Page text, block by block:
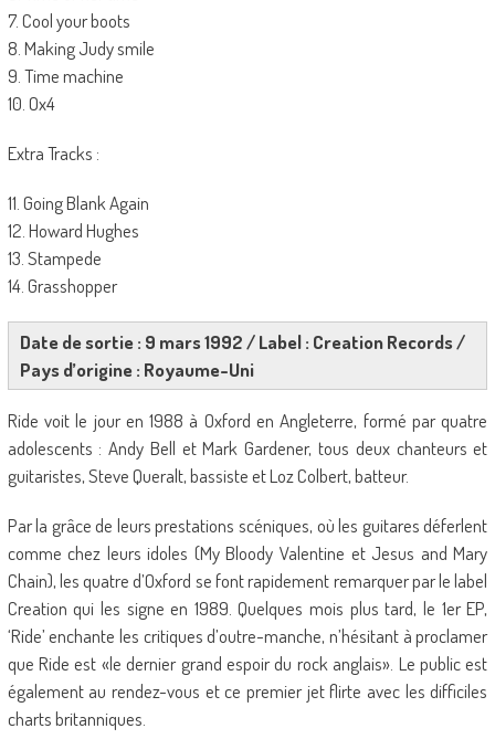
7. Cool your boots
8. Making Judy smile
9. Time machine
10. Ox4
Extra Tracks :
11. Going Blank Again
12. Howard Hughes
13. Stampede
14. Grasshopper
Date de sortie : 9 mars 1992 / Label : Creation Records /
Pays d’origine : Royaume-Uni
Ride voit le jour en 1988 à Oxford en Angleterre, formé par quatre
adolescents : Andy Bell et Mark Gardener, tous deux chanteurs et
guitaristes, Steve Queralt, bassiste et Loz Colbert, batteur.
Par la grâce de leurs prestations scéniques, où les guitares déferlent
comme chez leurs idoles (My Bloody Valentine et Jesus and Mary
Chain), les quatre d’Oxford se font rapidement remarquer par le label
Creation qui les signe en 1989. Quelques mois plus tard, le 1er EP,
‘Ride’ enchante les critiques d’outre-manche, n’hésitant à proclamer
que Ride est «le dernier grand espoir du rock anglais». Le public est
également au rendez-vous et ce premier jet flirte avec les difficiles
charts britanniques.